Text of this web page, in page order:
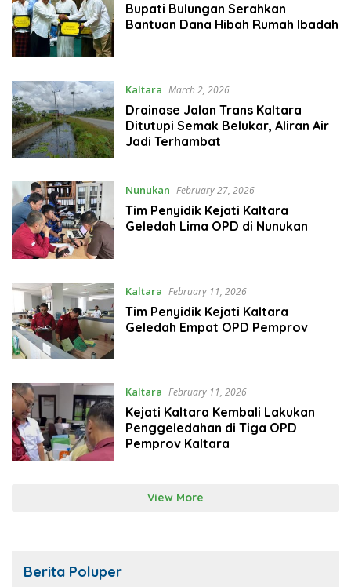
Bupati Bulungan Serahkan
Bantuan Dana Hibah Rumah Ibadah
Kaltara March 2, 2026
Drainase Jalan Trans Kaltara
Ditutupi Semak Belukar, Aliran Air
Jadi Terhambat
Nunukan February 27, 2026
Tim Penyidik Kejati Kaltara
Geledah Lima OPD di Nunukan
Kaltara February 11, 2026
Tim Penyidik Kejati Kaltara
Geledah Empat OPD Pemprov
Kaltara February 11, 2026
Kejati Kaltara Kembali Lakukan
Penggeledahan di Tiga OPD
Pemprov Kaltara
View More
Berita Poluper